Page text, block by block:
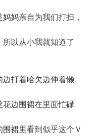
妈亲自为我们打扫，
以从小我就知道了
打着哈欠边伸着懒
边围裙在里面忙碌
裙里看到似乎这个Ｖ